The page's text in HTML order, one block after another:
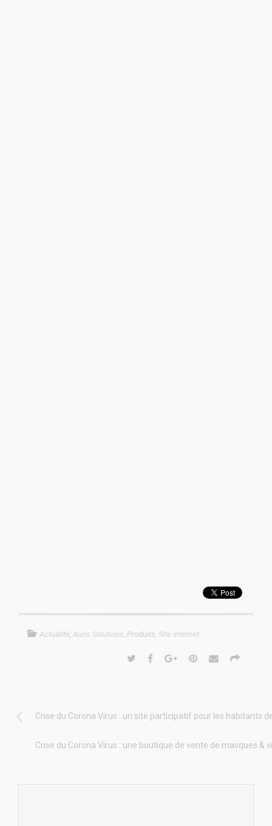
Actualité, Auris Solutions, Produits, Site internet
Crise du Corona Virus : un site participatif pour les habitants
Crise du Corona Virus : une boutique de vente de masques &